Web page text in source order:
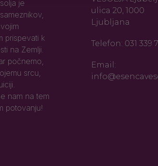
je
prispevati k
na Zemlji.
počnemo,
srcu,
nam na tem
potovanju!
ulica 20, 1000
Ljubljana
Telefon: 031 339
Email: